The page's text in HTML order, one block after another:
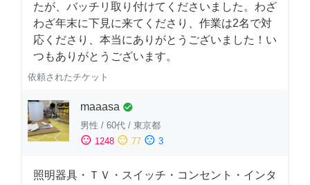
たが、バッチリ取り付けてくださいました。わざ
わざ年末に下見に来てくださり、作業は2名で対
応くださり、本当にありがとうございました！い
つもありがとうございます。
依頼されたチケット
maaasa check_circle
男性 / 60代 / 東京都
sentiment_satisfied 1248 sentiment_neutral 77 sentiment_dissatisfied 3
照明器具・ＴＶ・スイッチ・コンセント・インタ